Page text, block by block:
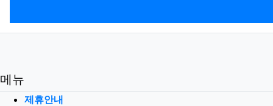
메뉴
제휴안내